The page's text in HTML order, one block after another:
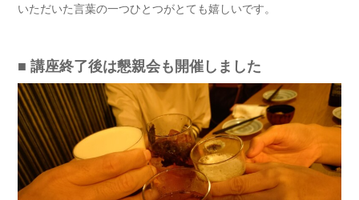
いただいた言葉の一つひとつがとても嬉しいです。
■ 講座終了後は懇親会も開催しました